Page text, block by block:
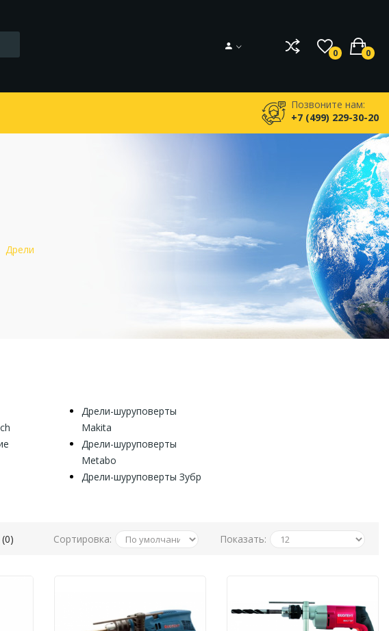
0 0
Позвоните нам:
+7 (499) 229-30-20
Дрели
Дрели-шуруповерты
Makita
Дрели-шуруповерты
Metabo
Дрели-шуруповерты Зубр
Сортировка: Показать: